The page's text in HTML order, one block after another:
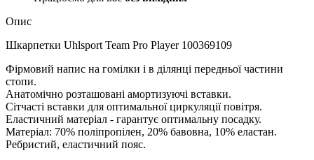
Опис
Шкарпетки Uhlsport Team Pro Player 100369109
Фірмовий напис на гомілки і в ділянці передньої частини
стопи.
Анатомічно розташовані амортизуючі вставки.
Сітчасті вставки для оптимальної циркуляції повітря.
Еластичний матеріал - гарантує оптимальну посадку.
Матеріал: 70% поліпропілен, 20% бавовна, 10% еластан.
Ребристий, еластичний пояс.